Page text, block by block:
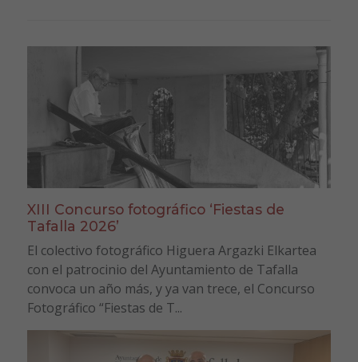
XIII Concurso fotográfico ‘Fiestas de
Tafalla 2026’
El colectivo fotográfico Higuera Argazki Elkartea
con el patrocinio del Ayuntamiento de Tafalla
convoca un año más, y ya van trece, el Concurso
Fotográfico “Fiestas de T...